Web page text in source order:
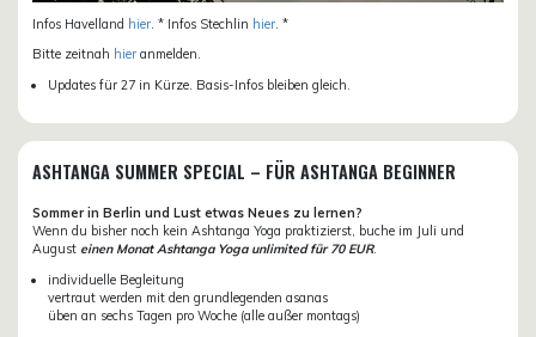
Infos Havelland hier . * Infos Stechlin hier . *
Bitte zeitnah hier anmelden.
Updates für 27 in Kürze. Basis-Infos bleiben gleich.
ASHTANGA SUMMER SPECIAL – FÜR ASHTANGA BEGINNER
Sommer in Berlin und Lust etwas Neues zu lernen?
Wenn du bisher noch kein Ashtanga Yoga praktizierst, buche im Juli und
August einen Monat Ashtanga Yoga unlimited für 70 EUR.
individuelle Begleitung
vertraut werden mit den grundlegenden asanas
üben an sechs Tagen pro Woche (alle außer montags)